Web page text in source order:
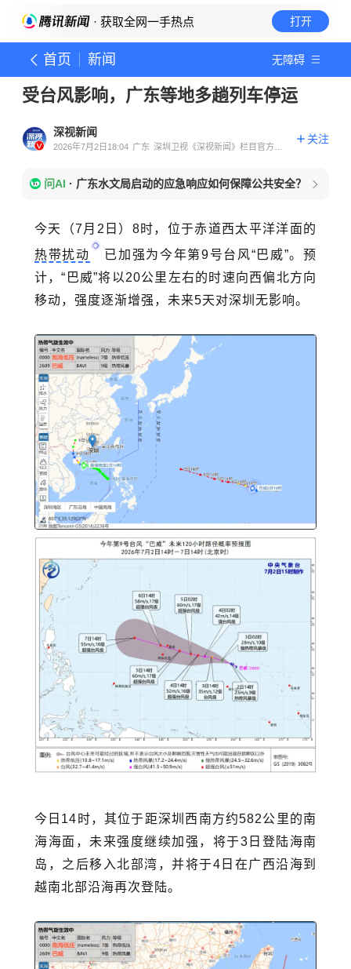
· 获取全网一手热点 打开
首页 新闻 无障碍
受台风影响，广东等地多趟列车停运
深视新闻
2026年7月2日18:04 广东 深圳卫视《深视新闻》栏目官方账
关注
问AI · 广东水文局启动的应急响应如何保障公共安全？
今天（7月2日）8时， 位于赤道西太平洋洋面的
热带扰动
已加强为今年第9号台风“巴威”。预
计，“巴威”将以20公里左右的时速向西偏北方向
移动，强度逐渐增强，未来5天对深圳无影响。
今日14时，其位于距深圳西南方约582公里的南
海海面，未来强度继续加强，将于3日登陆海南
岛，之后移入北部湾 ，并将于4日在广西沿海到
越南北部沿海再次登陆。